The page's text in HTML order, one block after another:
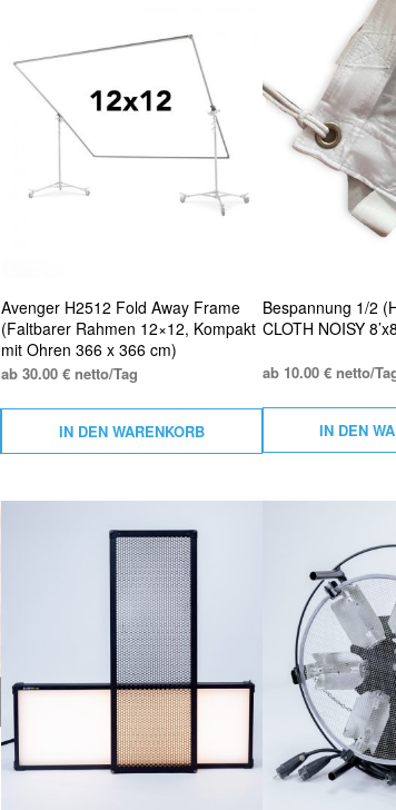
Avenger H2512 Fold Away Frame
(Faltbarer Rahmen 12×12, Kompakt
mit Ohren 366 x 366 cm)
ab 30.00 € netto/Tag
IN DEN WARENKORB
Bespannung 1/2
CLOTH NOISY
ab 10.00 € netto/
IN DEN